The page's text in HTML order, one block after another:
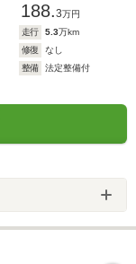
188.3万円
走行 5.3万km
修復
なし
整備
法定整備付